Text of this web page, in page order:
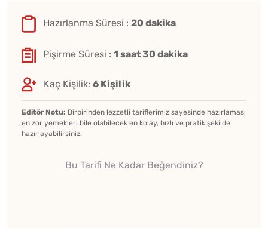
Hazırlanma Süresi : 20 dakika
Pişirme Süresi : 1 saat 30 dakika
Kaç Kişilik: 6 Kişilik
Editör Notu: Birbirinden lezzetli tariflerimiz sayesinde hazırlaması
en zor yemekleri bile olabilecek en kolay, hızlı ve pratik şekilde
hazırlayabilirsiniz.
Bu Tarifi Ne Kadar Beğendiniz?